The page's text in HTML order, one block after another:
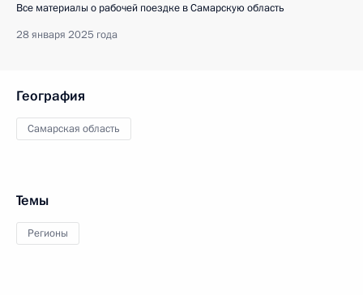
Все материалы о рабочей поездке в Самарскую область
28 января 2025 года
География
Самарская область
Темы
Регионы